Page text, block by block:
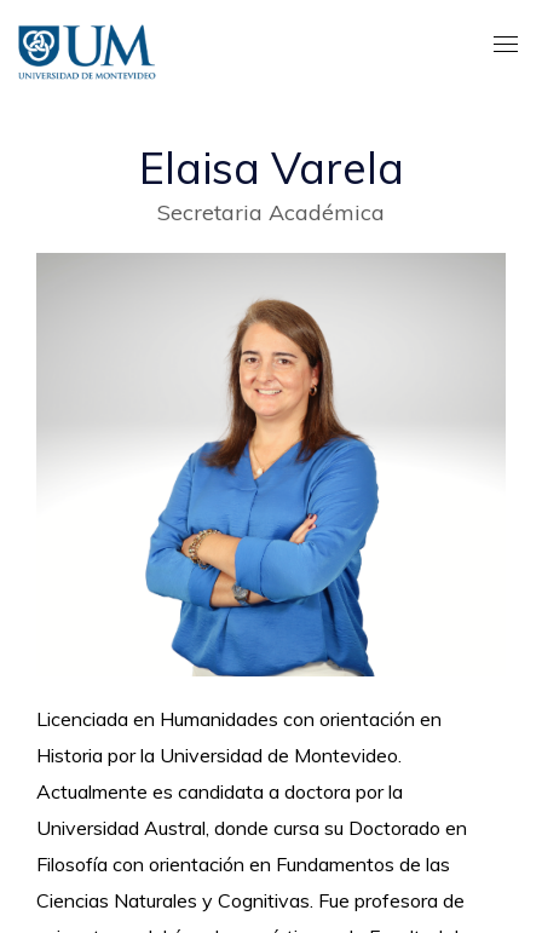
contenido
principal
Elaisa Varela
Secretaria Académica
Licenciada en Humanidades con orientación en
Historia por la Universidad de Montevideo.
Actualmente es candidata a doctora por la
Universidad Austral, donde cursa su Doctorado en
Filosofía con orientación en Fundamentos de las
Ciencias Naturales y Cognitivas. Fue profesora de